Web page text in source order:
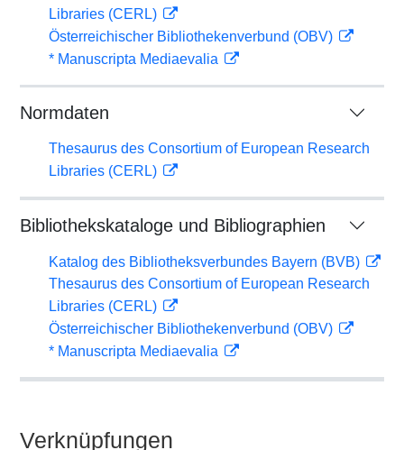
Libraries (CERL)
Österreichischer Bibliothekenverbund (OBV)
* Manuscripta Mediaevalia
Normdaten
Thesaurus des Consortium of European Research
Libraries (CERL)
Bibliothekskataloge und Bibliographien
Katalog des Bibliotheksverbundes Bayern (BVB)
Thesaurus des Consortium of European Research
Libraries (CERL)
Österreichischer Bibliothekenverbund (OBV)
* Manuscripta Mediaevalia
Verknüpfungen